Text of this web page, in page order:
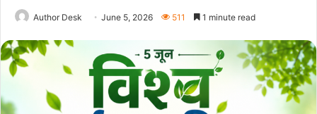
Author Desk June 5, 2026 511 1 minute read